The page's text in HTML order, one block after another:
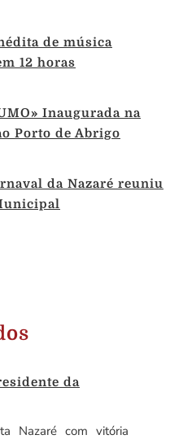
de música
12 horas
Inaugurada na
Porto de Abrigo
da Nazaré reuniu
da
Nazaré com vitória